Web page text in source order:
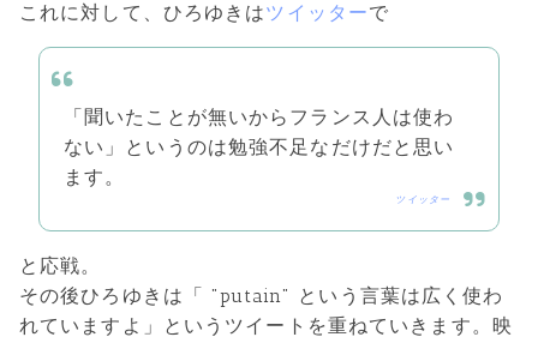
これに対して、ひろゆきはツイッターで
「聞いたことが無いからフランス人は使わ
ない」というのは勉強不足なだけだと思い
ます。
ツイッター
と応戦。
その後ひろゆきは「 "putain" という言葉は広く使わ
れていますよ」というツイートを重ねていきます。映